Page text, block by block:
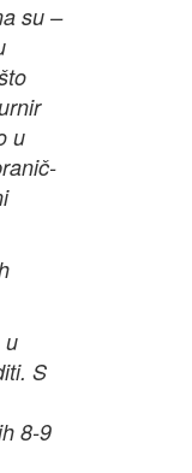
su –
u
u
S
8-9